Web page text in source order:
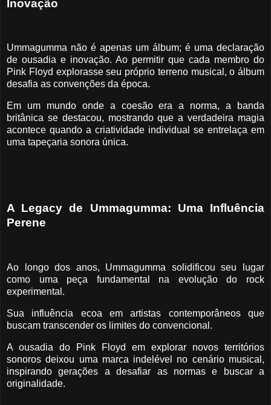
Inovação
Ummagumma não é apenas um álbum; é uma declaração
de ousadia e inovação. Ao permitir que cada membro do
Pink Floyd explorasse seu próprio terreno musical, o álbum
desafia as convenções da época.
Em um mundo onde a coesão era a norma, a banda
britânica se destacou, mostrando que a verdadeira magia
acontece quando a criatividade individual se entrelaça em
uma tapeçaria sonora única.
A Legacy de Ummagumma: Uma Influência
Perene
Ao longo dos anos, Ummagumma solidificou seu lugar
como uma peça fundamental na evolução do rock
experimental.
Sua influência ecoa em artistas contemporâneos que
buscam transcender os limites do convencional.
A ousadia do Pink Floyd em explorar novos territórios
sonoros deixou uma marca indelével no cenário musical,
inspirando gerações a desafiar as normas e buscar a
originalidade.